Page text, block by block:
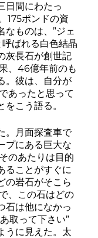
日間にわたっ
175ポンドの資
なものは、”ジェ
ばれる白色結晶
灰長石が創世記
、46億年前のも
。彼は、自分が
あったと思って
こう語る。
。月面探査車で
プにある巨大な
のあたりは目的
ることがすぐに
の岩石がそこら
、この石はどの
石は他になかっ
取って下さい”
うに見えた。太